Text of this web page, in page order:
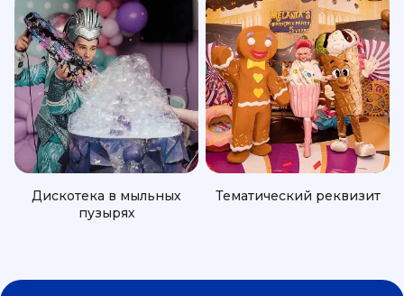
Дискотека в мыльных
пузырях
Тематический реквизит